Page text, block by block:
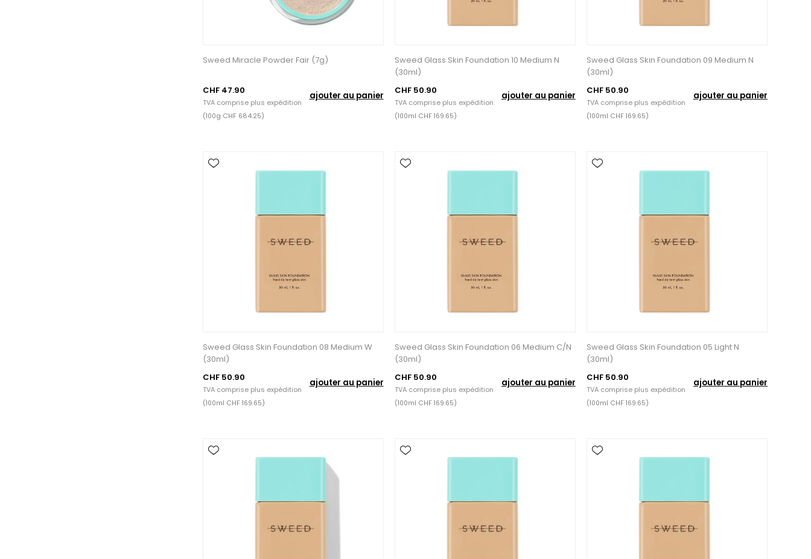
Sweed Miracle Powder Fair (7g)
CHF 47.90
TVA comprise plus expédition
ajouter au panier
(100g CHF 684.25)
Sweed Glass Skin Foundation 10 Medium N
(30ml)
CHF 50.90
TVA comprise plus expédition
ajouter au panier
(100ml CHF 169.65)
Sweed Glass Skin Foundation 09 Medium N
(30ml)
CHF 50.90
TVA comprise plus expédition
ajouter au panier
(100ml CHF 169.65)
Sweed Glass Skin Foundation 08 Medium W
(30ml)
CHF 50.90
TVA comprise plus expédition
ajouter au panier
(100ml CHF 169.65)
Sweed Glass Skin Foundation 06 Medium C/N
(30ml)
CHF 50.90
TVA comprise plus expédition
ajouter au panier
(100ml CHF 169.65)
Sweed Glass Skin Foundation 05 Light N
(30ml)
CHF 50.90
TVA comprise plus expédition
ajouter au panier
(100ml CHF 169.65)